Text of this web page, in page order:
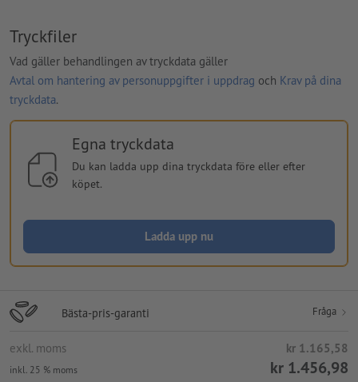
Tryckfiler
Vad gäller behandlingen av tryckdata gäller
Avtal om hantering av personuppgifter i uppdrag och Krav på dina
tryckdata.
Egna tryckdata
Du kan ladda upp dina tryckdata före eller efter
köpet.
Ladda upp nu
Bästa-pris-garanti Fråga
exkl. moms kr 1.165,58
inkl. 25 % moms kr 1.456,98